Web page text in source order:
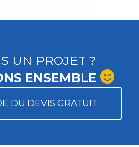
UN PROJET ?
ENSEMBLE
DU DEVIS GRATUIT